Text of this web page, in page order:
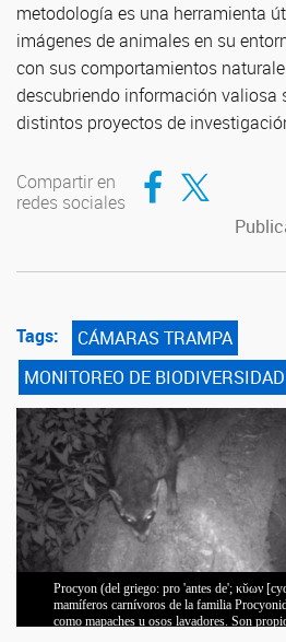
metodología es una herramienta
imágenes de animales en su
con sus comportamientos
descubriendo información valiosa
distintos proyectos de
Compartir en
redes sociales
Compartir en Facebook
Compartir en Twitter
Tags:
CÁMARAS TRAMPA
MONITOREO DE BIODIVERSIDAD
Procyon (del griego: pro 'antes de'; κῠων
mamíferos carnívoros de la familia
como mapaches u osos lavadores. Son